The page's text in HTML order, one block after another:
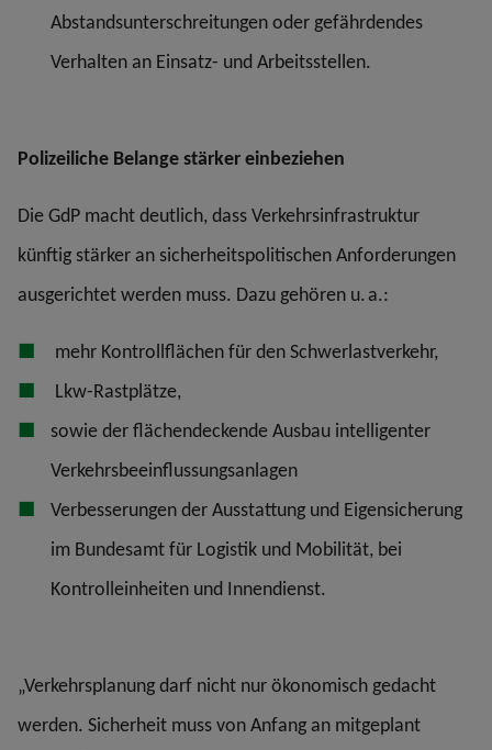
Abstandsunterschreitungen oder gefährdendes
Verhalten an Einsatz- und Arbeitsstellen.
Polizeiliche Belange stärker einbeziehen
Die GdP macht deutlich, dass Verkehrsinfrastruktur
künftig stärker an sicherheitspolitischen Anforderungen
ausgerichtet werden muss. Dazu gehören u. a.:
mehr Kontrollflächen für den Schwerlastverkehr,
Lkw-Rastplätze,
sowie der flächendeckende Ausbau intelligenter
Verkehrsbeeinflussungsanlagen
Verbesserungen der Ausstattung und Eigensicherung
im Bundesamt für Logistik und Mobilität, bei
Kontrolleinheiten und Innendienst.
„Verkehrsplanung darf nicht nur ökonomisch gedacht
werden. Sicherheit muss von Anfang an mitgeplant